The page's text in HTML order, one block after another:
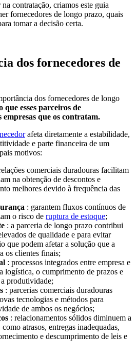
contratação, criamos este guia
fornecedores de longo prazo, quais
tomar a decisão certa.
dos fornecedores de
dos fornecedores de longo
que esses parceiros de
empresas que os contratam.
afeta diretamente a estabilidade,
e parte financeira de um
motivos:
comerciais duradouras facilitam
na obtenção de descontos e
melhores devido à frequência das
: garantem fluxos contínuos de
o risco de ruptura de estoque;
: a parceria de longo prazo contribui
de qualidade e para evitar
que podem afetar a solução que a
os clientes finais;
: processos integrados entre empresa e
logística, o cumprimento de prazos e
produtividade;
: parcerias comerciais duradouras
tecnologias e métodos para
de ambos os negócios;
: relacionamentos sólidos diminuem a
atrasos, entregas inadequadas,
e descumprimento de leis e